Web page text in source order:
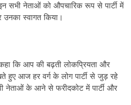
सभी नेताओं को औपचारिक रूप से पार्टी में
उनका स्वागत किया।
कि आप की बढ़ती लोकप्रियता और
हुए आज हर वर्ग के लोग पार्टी से जुड़ रहे
नेताओं के आने से फरीदकोट में पार्टी और